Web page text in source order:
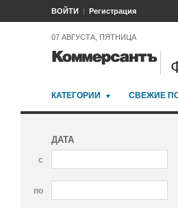
ВОЙТИ Регистрация
07 АВГУСТА, ПЯТНИЦА
КАТЕГОРИИ СВЕЖИЕ
ДАТА
с
по